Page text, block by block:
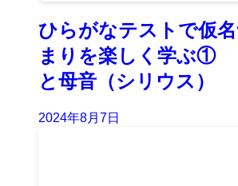
ひらがなテストで仮
まりを楽しく学ぶ①
と母音（シリウス）
2024年8月7日